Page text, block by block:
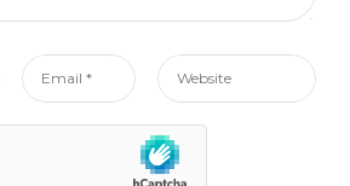
Email
Website